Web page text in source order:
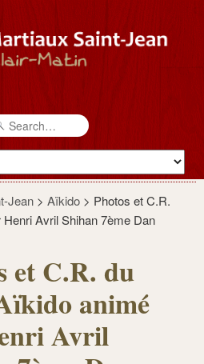
Jean > Aïkido > Photos et C.R.
Avril Shihan 7ème Dan
et C.R. du
animé
Avril